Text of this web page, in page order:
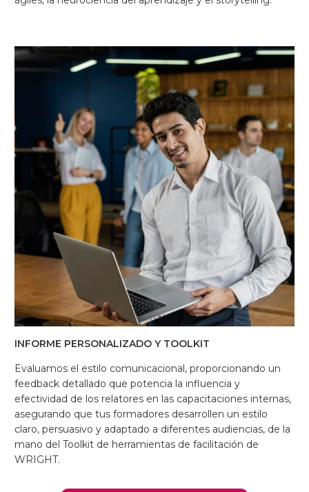
INFORME PERSONALIZADO Y TOOLKIT
Evaluamos el estilo comunicacional, proporcionando un
feedback detallado que potencia la influencia y
efectividad de los relatores en las capacitaciones internas,
asegurando que tus formadores desarrollen un estilo
claro, persuasivo y adaptado a diferentes audiencias, de la
mano del Toolkit de herramientas de facilitación de
WRIGHT.